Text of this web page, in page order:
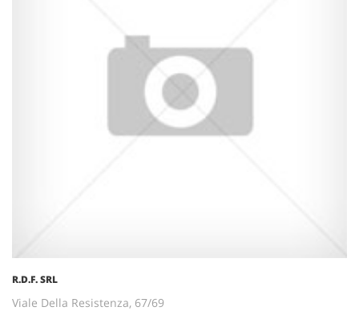
R.D.F. SRL
Viale Della Resistenza, 67/69